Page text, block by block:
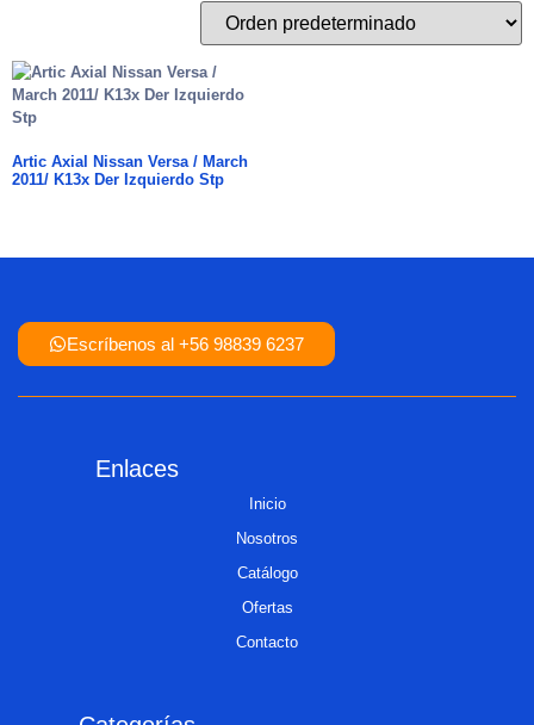
Artic Axial Nissan Versa / March
2011/ K13x Der Izquierdo Stp
Escríbenos al +56 98839 6237
Enlaces
Inicio
Nosotros
Catálogo
Ofertas
Contacto